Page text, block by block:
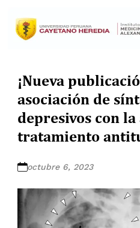
¡Nueva
asociación de
depresivos con
tratamiento
octubre 6, 2023